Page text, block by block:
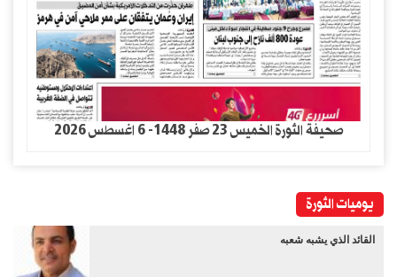
صحيفة الثورة الخميس 23 صفر 1448- 6 اغسطس 2026
يوميات الثورة
القائد الذي يشبه شعبه